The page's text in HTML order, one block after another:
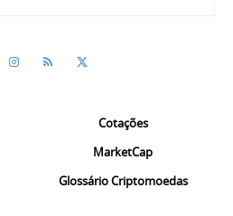
Cotações
MarketCap
Glossário Criptomoedas